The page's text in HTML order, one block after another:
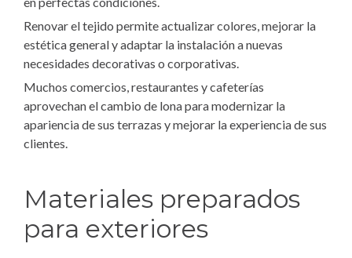
Renovar el tejido permite actualizar colores, mejorar la
estética general y adaptar la instalación a nuevas
necesidades decorativas o corporativas.
Muchos comercios, restaurantes y cafeterías
aprovechan el cambio de lona para modernizar la
apariencia de sus terrazas y mejorar la experiencia de sus
clientes.
Materiales preparados
para exteriores